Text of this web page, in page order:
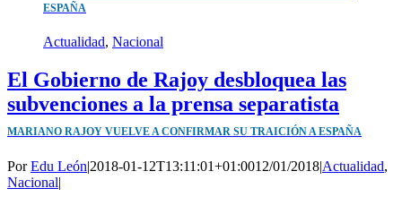
ESPAÑA
Actualidad, Nacional
El Gobierno de Rajoy desbloquea las
subvenciones a la prensa separatista
MARIANO RAJOY VUELVE A CONFIRMAR SU TRAICIÓN A ESPAÑA
PorEdu León|2018-01-12T13:11:01+01:0012/01/2018|Actualidad,
Nacional|